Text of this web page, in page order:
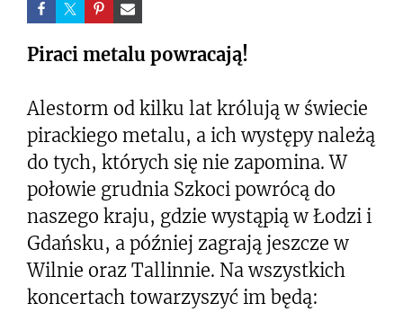
Piraci metalu powracają!
Alestorm od kilku lat królują w świecie
pirackiego metalu, a ich występy należą
do tych, których się nie zapomina. W
połowie grudnia Szkoci powrócą do
naszego kraju, gdzie wystąpią w Łodzi i
Gdańsku, a później zagrają jeszcze w
Wilnie oraz Tallinnie. Na wszystkich
koncertach towarzyszyć im będą: